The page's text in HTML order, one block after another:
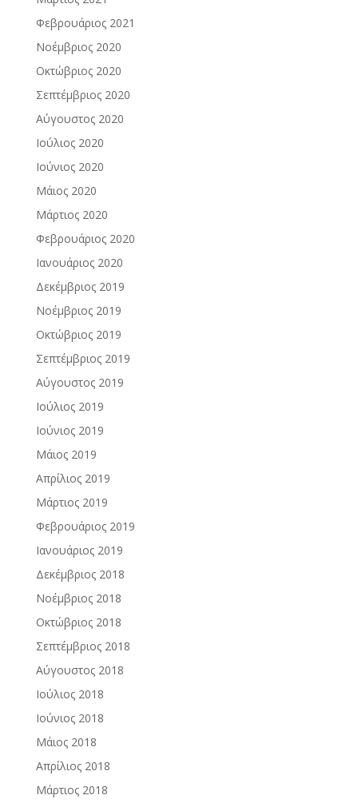
Φεβρουάριος 2021
Νοέμβριος 2020
Οκτώβριος 2020
Σεπτέμβριος 2020
Αύγουστος 2020
Ιούλιος 2020
Ιούνιος 2020
Μάιος 2020
Μάρτιος 2020
Φεβρουάριος 2020
Ιανουάριος 2020
Δεκέμβριος 2019
Νοέμβριος 2019
Οκτώβριος 2019
Σεπτέμβριος 2019
Αύγουστος 2019
Ιούλιος 2019
Ιούνιος 2019
Μάιος 2019
Απρίλιος 2019
Μάρτιος 2019
Φεβρουάριος 2019
Ιανουάριος 2019
Δεκέμβριος 2018
Νοέμβριος 2018
Οκτώβριος 2018
Σεπτέμβριος 2018
Αύγουστος 2018
Ιούλιος 2018
Ιούνιος 2018
Μάιος 2018
Απρίλιος 2018
Μάρτιος 2018